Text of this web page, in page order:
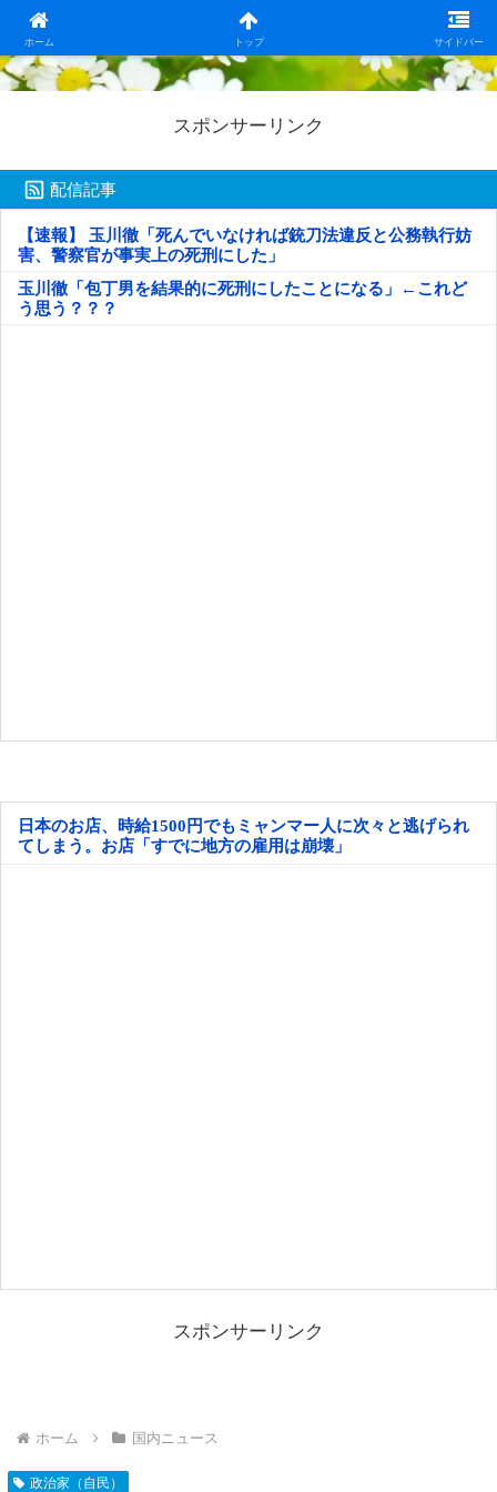
ホーム トップ サイドバー
日本第一！ニュース録
スポンサーリンク
配信記事
【速報】 玉川徹「死んでいなければ銃刀法違反と公務執行妨
害、警察官が事実上の死刑にした」
玉川徹「包丁男を結果的に死刑にしたことになる」←これど
う思う？？？
日本のお店、時給1500円でもミャンマー人に次々と逃げられ
てしまう。お店「すでに地方の雇用は崩壊」
スポンサーリンク
ホーム 国内ニュース
政治家（自民）